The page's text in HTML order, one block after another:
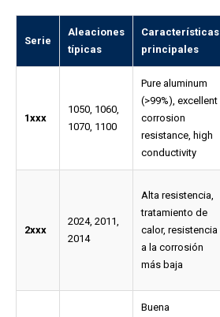
Serie
Aleaciones
típicas
Características
principales
1xxx
1050, 1060,
1070, 1100
Pure aluminum
(>99%), excellent
corrosion
resistance, high
conductivity
2xxx
2024, 2011,
2014
Alta resistencia,
tratamiento de
calor, resistencia
a la corrosión
más baja
Buena